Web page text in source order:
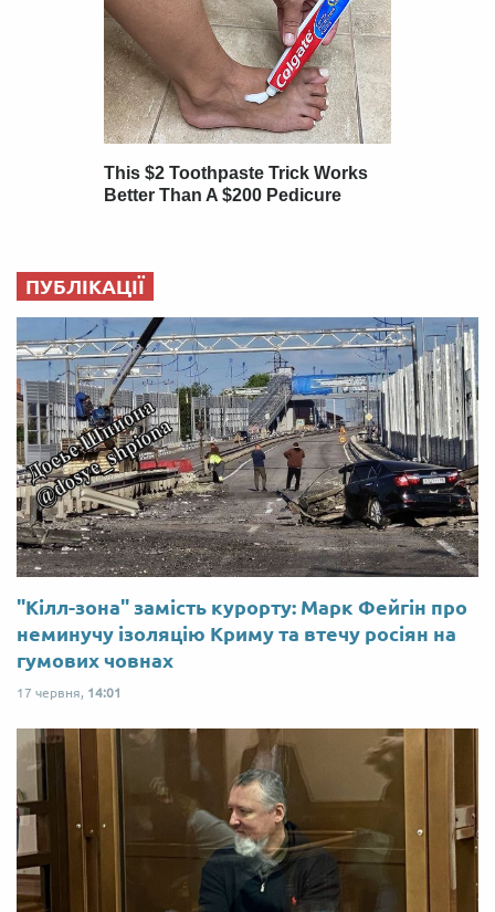
ПУБЛІКАЦІЇ
"Кілл-зона" замість курорту: Марк Фейгін про
неминучу ізоляцію Криму та втечу росіян на
гумових човнах
17 червня, 14:01